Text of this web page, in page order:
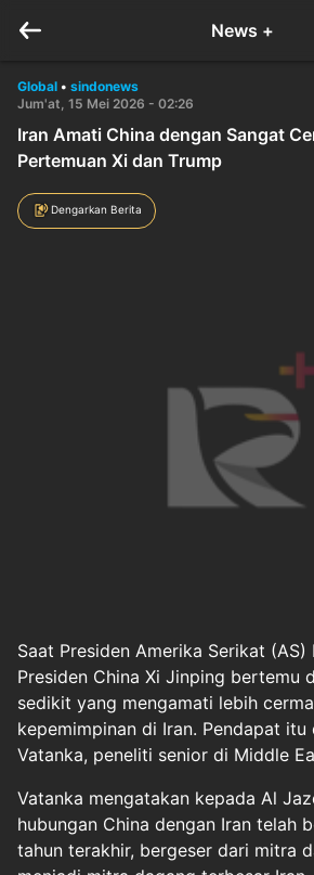
News +
Global • sindonews
Jum'at, 15 Mei 2026 - 02:26
Iran Amati China dengan Sangat
Pertemuan Xi dan Trump
Dengarkan Berita
Saat Presiden Amerika Serikat
Presiden China Xi Jinping bertemu
sedikit yang mengamati lebih
kepemimpinan di Iran. Pendapat itu
Vatanka, peneliti senior di Middle
Vatanka mengatakan kepada Al
hubungan China dengan Iran telah
tahun terakhir, bergeser dari mitra